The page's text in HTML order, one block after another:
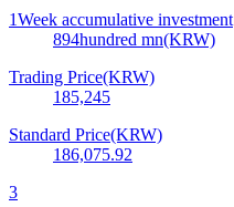
1Week accumulative investment
894hundred mn(KRW)
Trading Price(KRW)
185,245
Standard Price(KRW)
186,075.92
3